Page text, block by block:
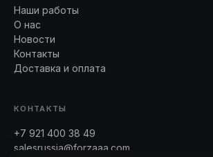
Наши работы
О нас
Новости
Контакты
Доставка и оплата
КОНТАКТЫ
+7 921 400 38 49
salesrussia@forzaaa.com